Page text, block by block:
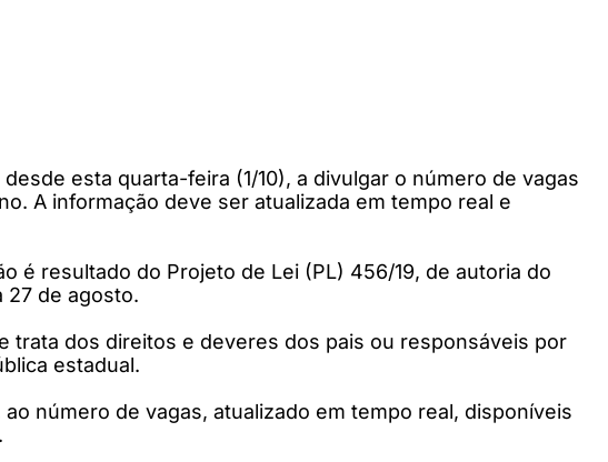
esta quarta-feira (1/10), a divulgar o número de vagas
A informação deve ser atualizada em tempo real e
é resultado do Projeto de Lei (PL) 456/19, de autoria do
27 de agosto.
trata dos direitos e deveres dos pais ou responsáveis por
estadual.
número de vagas, atualizado em tempo real, disponíveis